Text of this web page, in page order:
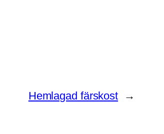
Hemlagad färskost →